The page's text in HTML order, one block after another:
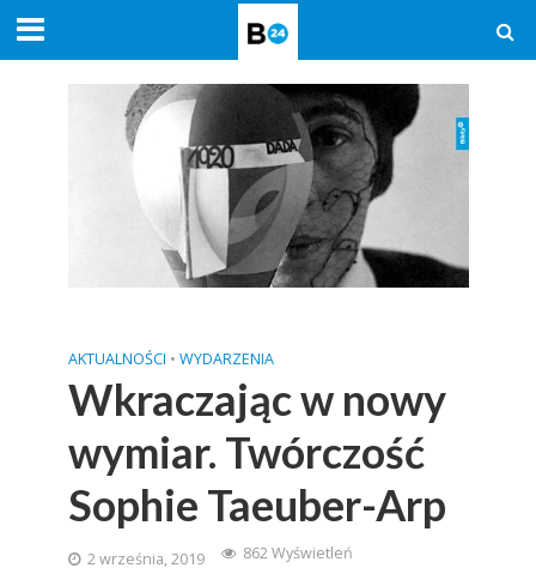
AKTUALNOŚCI • WYDARZENIA
Wkraczając w nowy
wymiar. Twórczość
Sophie Taeuber-Arp
2 września, 2019
862 Wyświetleń